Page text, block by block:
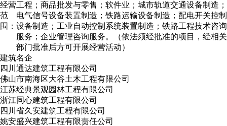
经营
范
围：
工程；商品批发与零售；软件业；城市轨道交通设备制造；
电气信号设备装置制造；铁路运输设备制造；配电开关控制
设备制造；工业自动控制系统装置制造；铁路工程技术咨询
服务；企业管理咨询服务。（依法须经批准的项目，经相关
部门批准后方可开展经营活动）
建筑名企
四川通达建筑工程有限公司
佛山市南海区大谷土木工程有限公司
江苏经典景观园林工程有限公司
浙江同心建筑工程有限公司
四川省久安建筑工程有限公司
姚安盛兴建筑工程有限责任公司